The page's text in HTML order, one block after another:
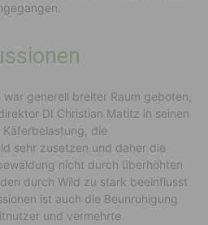
generell breiter Raum geboten,
DI Christian Matitz in seinen
die
sehr zusetzen und daher die
nicht durch überhöhten
durch Wild zu stark beeinflusst
ist auch die Beunruhigung
und vermehrte